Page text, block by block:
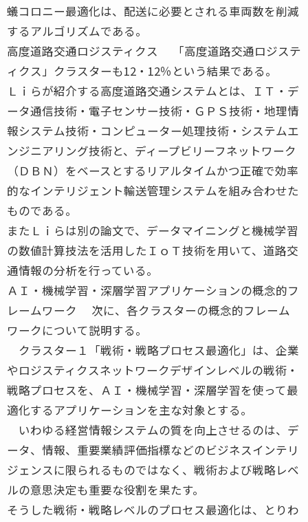
蟻コロニー最適化は、配送に必要とされる車両数を削減
するアルゴリズムである。
高度道路交通ロジスティクス 「高度道路交通ロジステ
ィクス」クラスターも12・12％という結果である。
Ｌｉらが紹介する高度道路交通システムとは、ＩＴ・デ
ータ通信技術・電子センサー技術・ＧＰＳ技術・地理情
報システム技術・コンピューター処理技術・システムエ
ンジニアリング技術と、ディープビリーフネットワーク
（ＤＢＮ）をベースとするリアルタイムかつ正確で効率
的なインテリジェント輸送管理システムを組み合わせた
ものである。
またＬｉらは別の論文で、データマイニングと機械学習
の数値計算技法を活用したＩｏＴ技術を用いて、道路交
通情報の分析を行っている。
ＡＩ・機械学習・深層学習アプリケーションの概念的フ
レームワーク 次に、各クラスターの概念的フレーム
ワークについて説明する。
クラスター１「戦術・戦略プロセス最適化」は、企業
やロジスティクスネットワークデザインレベルの戦術・
戦略プロセスを、ＡＩ・機械学習・深層学習を使って最
適化するアプリケーションを主な対象とする。
いわゆる経営情報システムの質を向上させるのは、デ
ータ、情報、重要業績評価指標などのビジネスインテリ
ジェンスに限られるものではなく、戦術および戦略レベ
ルの意思決定も重要な役割を果たす。
そうした戦術・戦略レベルのプロセス最適化は、とりわ